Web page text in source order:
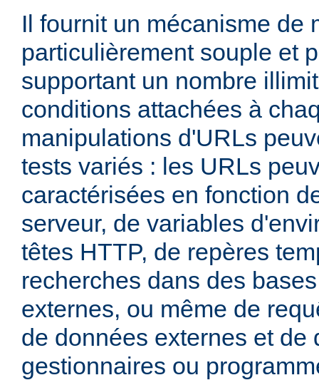
Il fournit un mécanisme de
particulièrement souple et
supportant un nombre
conditions attachées à
manipulations d'URLs
tests variés : les URLs
caractérisées en fonction
serveur, de variables
têtes HTTP, de repères
recherches dans des
externes, ou même de
de données externes et de
gestionnaires ou